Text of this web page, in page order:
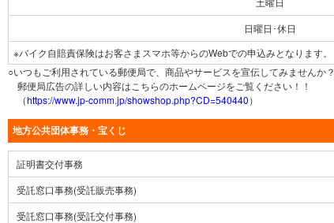
日曜日･休日
※バイク自賠責保険はお客さまスマホ等からのWebでの申込みとなります。
○いつもご利用されている郵便局で、商品やサービスを宣伝してみませんか？
郵便局広告の詳しい内容はこちらのホームページをご覧ください！！
（https://www.jp-comm.jp/showshop.php?CD=540440）
地方公共団体事務・宝くじ
証明書交付事務
受託窓口事務(受託販売事務)
受託窓口事務(受託交付事務)